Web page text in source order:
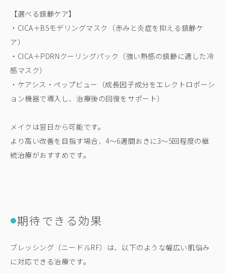
【選べる鎮静ケア】
・CICA＋B5モデリングマスク（赤みと炎症を抑える鎮静ケ
ア）
・CICA＋PDRNクーリングパック（強い熱感の鎮静に適した冷
感マスク）
・ケアシス・ペップビュー（成長因子成分をエレクトロポーシ
ョン機器で導入し、治療後の回復をサポート）
メイクは翌日から可能です。
より高い改善を目指す場合、4〜6週間おきに3〜5回程度の継
続治療がおすすめです。
●期待できる効果
ブレッシング（ニードルRF）は、以下のような幅広い肌悩み
に対応できる治療です。